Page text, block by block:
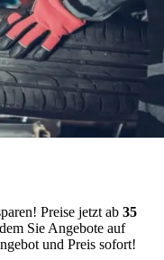
Preise jetzt ab 35
Sie Angebote auf
und Preis sofort!